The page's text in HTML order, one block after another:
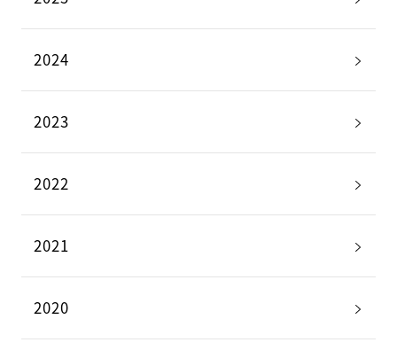
2024
2023
2022
2021
2020